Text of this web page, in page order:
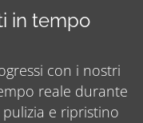
in tempo
con i nostri
reale durante
e ripristino